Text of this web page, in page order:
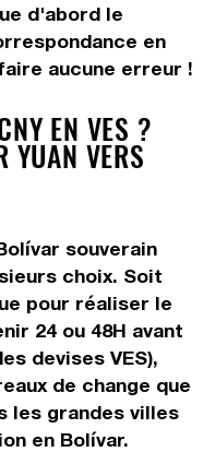
d'abord le
en
aucune erreur !
EN VES ?
YUAN VERS
souverain
choix. Soit
pour réaliser le
24 ou 48H avant
devises VES),
de change que
les grandes villes
en Bolívar.